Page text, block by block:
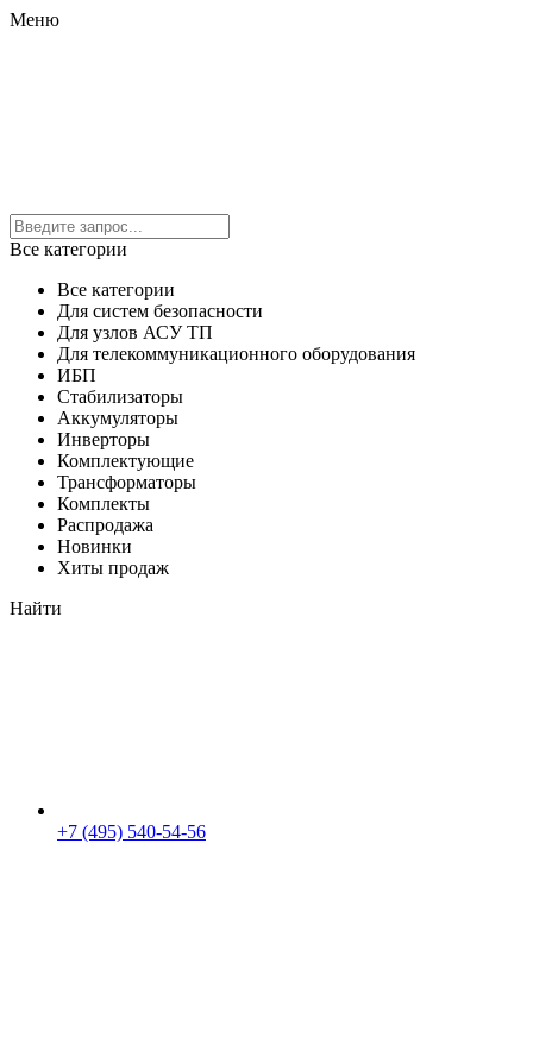
Меню
Все категории
Все категории
Для систем безопасности
Для узлов АСУ ТП
Для телекоммуникационного оборудования
ИБП
Стабилизаторы
Аккумуляторы
Инверторы
Комплектующие
Трансформаторы
Комплекты
Распродажа
Новинки
Хиты продаж
Найти
+7 (495) 540-54-56